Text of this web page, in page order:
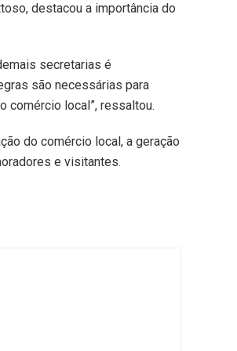
destacou a importância do
secretarias é
são necessárias para
comércio local”, ressaltou.
do comércio local, a geração
e visitantes.